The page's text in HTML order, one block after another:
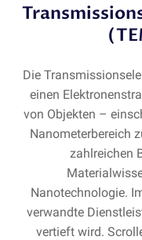
Die
einen
von Objekten –
Nanometerbereich
zahlreichen
Nanotechnologie.
verwandte
vertieft wird.